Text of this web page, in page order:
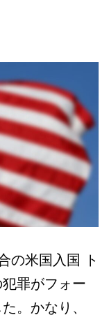
の米国入国 ト
罪がフォー
。かなり、